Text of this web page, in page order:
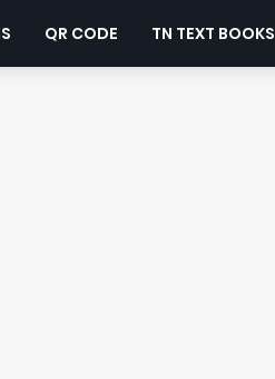
QR CODE TN TEXT BOOKS